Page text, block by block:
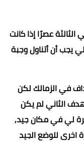
عصرًا إذا كانت
يجب أن أتناول وجبة
ديانج حاولنا تسجيل 7 او 8 أهداف في الزمالك لكن
الثاني لم يكن
لي في مكان جيد,
اخرى للوضع الجيد